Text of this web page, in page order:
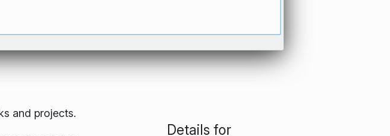
and projects.
Details for